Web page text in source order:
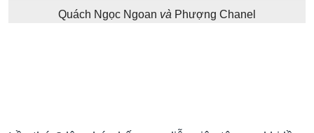
Quách Ngọc Ngoan và Phượng Chanel